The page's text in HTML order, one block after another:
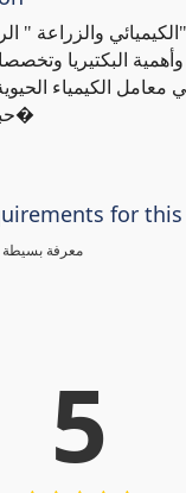
والزراعة "
البكتيريا
معامل الكيمياء
حبيبات التربة والعناصر ا�
for this
معرفة بسيطة
5